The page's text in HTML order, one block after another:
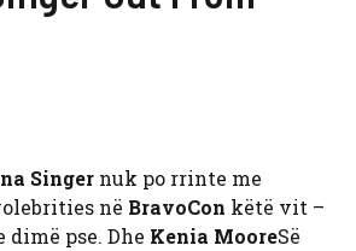
Singer nuk po rrinte me
në BravoCon këtë vit –
dimë pse. Dhe Kenia MooreSë